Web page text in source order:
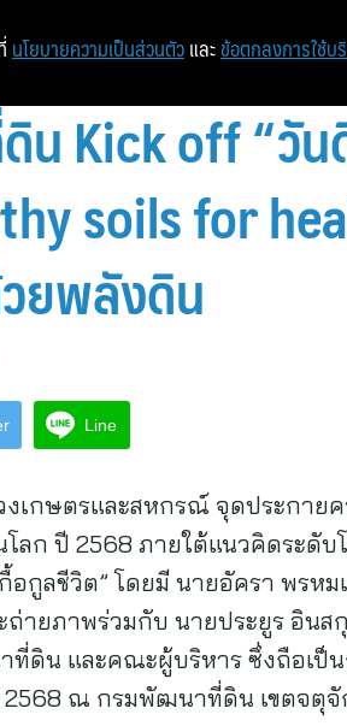
หน้าแรก ท่องเที่ยว
Kick off “วัน
soils for
ยพลังดิน
Line
เกษตรและสหกรณ์ จุดประกาย
ลก ปี 2568 ภายใต้แนวคิดระดั
อกูลชีวิต” โดยมี นายอัครา พรห
ถ่ายภาพร่วมกับ นายประยูร อิน
ดิน และคณะผู้บริหาร ซึ่งถือเป็
ณ กรมพัฒนาที่ดิน เขตจตุจั
นโยบายความเป็นส่วนตัว และ ข้อตกลงการใช้บ